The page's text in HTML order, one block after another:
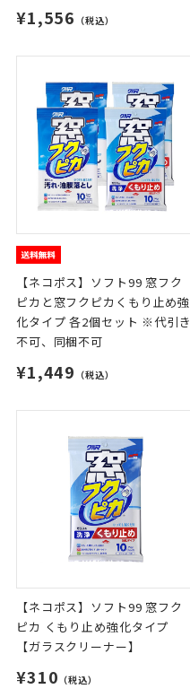
¥1,556 （税込）
【ネコポス】ソフト99 窓フク
ピカと窓フクピカくもり止め強
化タイプ 各2個セット ※代引き
不可、同梱不可
¥1,449 （税込）
【ネコポス】ソフト99 窓フク
ピカ くもり止め強化タイプ
【ガラスクリーナー】
¥310 （税込）